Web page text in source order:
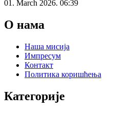
01. March 2026. 06:39
О нама
Наша мисија
Импресум
Контакт
Политика коришћења
Категорије